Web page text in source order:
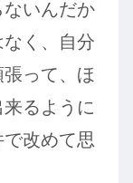
いんだか
く、自分
って、ほ
るように
改めて思